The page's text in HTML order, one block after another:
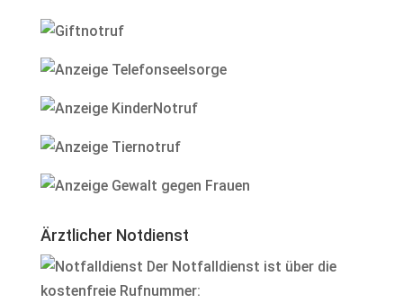
Ärztlicher Notdienst
Der Notfalldienst ist über die
kostenfreie Rufnummer: